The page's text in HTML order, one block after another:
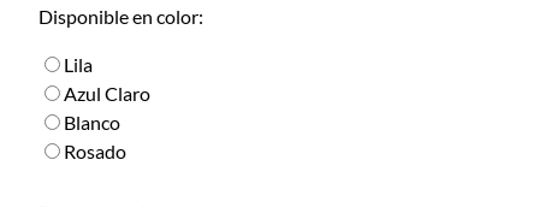
r
a
n
Disponible en color:
Lila
Azul Claro
Blanco
Rosado